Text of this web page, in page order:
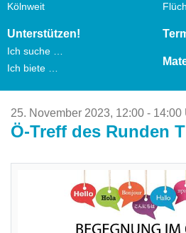
Kölnweit
Unterstützen!
Ich suche …
Ich biete …
25. November 2023, 12:00 - 14:00
Ö-Treff des Runden